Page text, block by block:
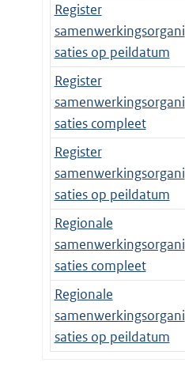
Register
samenwerkingsorgani
saties op peildatum
Register
samenwerkingsorgani
saties compleet
Register
samenwerkingsorgani
saties op peildatum
Regionale
samenwerkingsorgani
saties compleet
Regionale
samenwerkingsorgani
saties op peildatum